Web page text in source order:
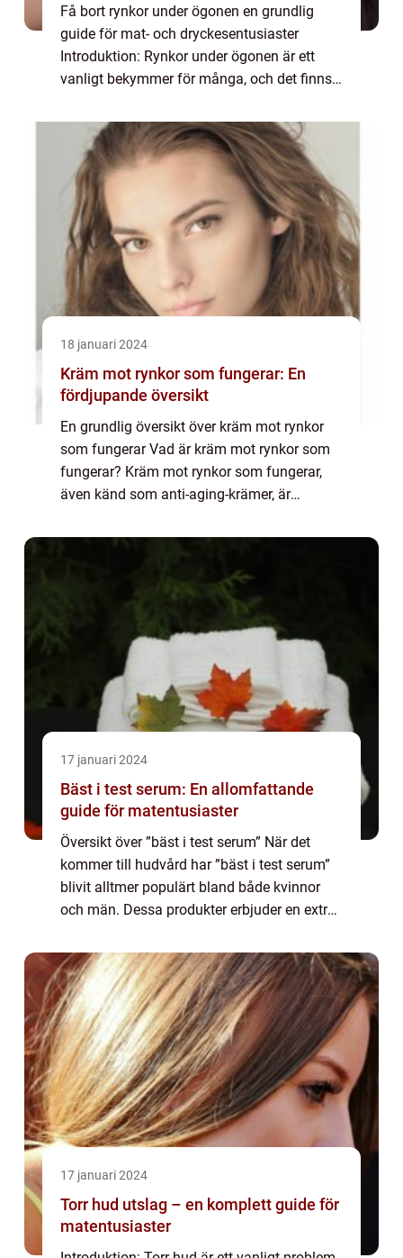
Få bort rynkor under ögonen en grundlig
guide för mat- och dryckesentusiaster
Introduktion: Rynkor under ögonen är ett
vanligt bekymmer för många, och det finns
deras synlighet. I denna artikel kommer vi
18 januari 2024
Kräm mot rynkor som fungerar: En
fördjupande översikt
En grundlig översikt över kräm mot rynkor
som fungerar Vad är kräm mot rynkor som
fungerar? Kräm mot rynkor som fungerar,
även känd som anti-aging-krämer, är
syftar till att minska synliga ålderstecken
17 januari 2024
Bäst i test serum: En allomfattande
guide för matentusiaster
Översikt över ”bäst i test serum” När det
kommer till hudvård har ”bäst i test serum”
blivit alltmer populärt bland både kvinnor
och män. Dessa produkter erbjuder en extra
samtidigt som de ...
17 januari 2024
Torr hud utslag – en komplett guide för
matentusiaster